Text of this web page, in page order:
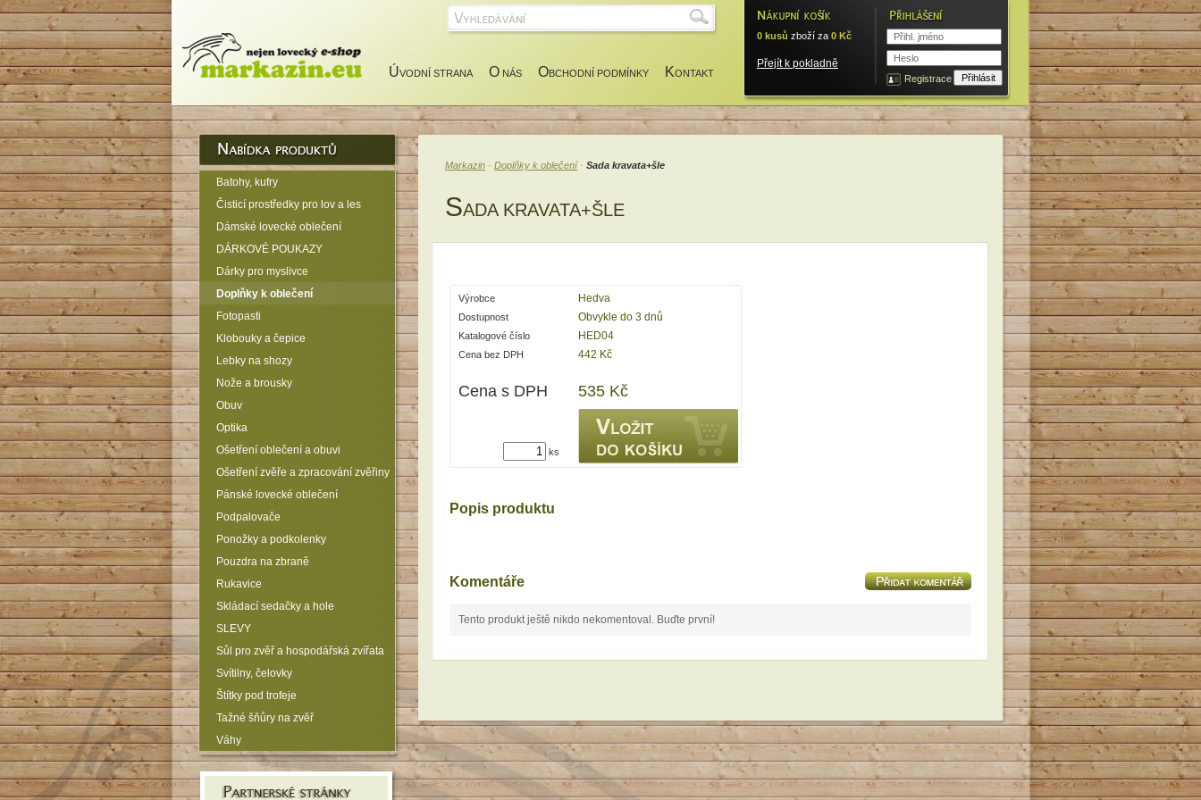
0 kusů zboží za 0 Kč
Přejít k pokladně
Registrace
KONTAKT
OBCHODNÍ PODMÍNKY
O NÁS
ÚVODNÍ STRANA
Markazin · Doplňky k oblečení· Sada kravata+šle
SADA KRAVATA+ŠLE
Výrobce Hedva
Dostupnost Obvykle do 3 dnů
Katalogové číslo HED04
Cena bez DPH 442 Kč
Cena s DPH 535 Kč
ks
Popis produktu
Komentáře
Tento produkt ještě nikdo nekomentoval. Buďte první!
Batohy, kufry
Čisticí prostředky pro lov a les
Dámské lovecké oblečení
DÁRKOVÉ POUKAZY
Dárky pro myslivce
Doplňky k oblečení
Fotopasti
Klobouky a čepice
Lebky na shozy
Nože a brousky
Obuv
Optika
Ošetření oblečení a obuvi
Ošetření zvěře a zpracování zvěřiny
Pánské lovecké oblečení
Podpalovače
Ponožky a podkolenky
Pouzdra na zbraně
Rukavice
Skládací sedačky a hole
SLEVY
Sůl pro zvěř a hospodářská zvířata
Svítilny, čelovky
Štítky pod trofeje
Tažné šňůry na zvěř
Váhy